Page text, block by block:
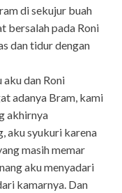
di sekujur buah
bersalah pada Roni
dan tidur dengan
dan Roni
adanya Bram, kami
akhirnya
aku syukuri karena
masih memar
aku menyadari
kamarnya. Dan